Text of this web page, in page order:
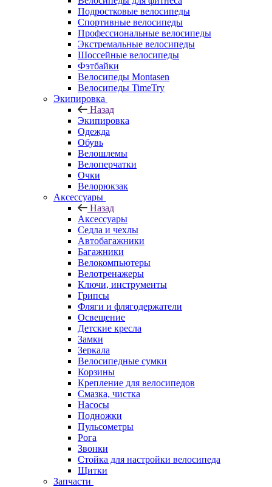
Подростковые велосипеды
Спортивные велосипеды
Профессиональные велосипеды
Экстремальные велосипеды
Шоссейные велосипеды
Фэтбайки
Велосипеды Montasen
Велосипеды TimeTry
Экипировка
Назад
Экипировка
Одежда
Обувь
Велошлемы
Велоперчатки
Очки
Велорюкзак
Аксессуары
Назад
Аксессуары
Седла и чехлы
Автобагажники
Багажники
Велокомпьютеры
Велотренажеры
Ключи, инструменты
Грипсы
Фляги и флягодержатели
Освещение
Детские кресла
Замки
Зеркала
Велосипедные сумки
Корзины
Крепление для велосипедов
Смазка, чистка
Насосы
Подножки
Пульсометры
Рога
Звонки
Стойка для настройки велосипеда
Щитки
Запчасти